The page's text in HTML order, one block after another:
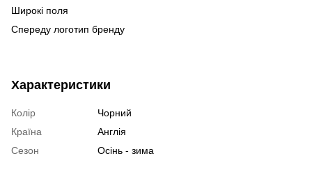
Широкі поля
Спереду логотип бренду
Характеристики
Колір
Чорний
Країна
Англія
Сезон
Осінь - зима